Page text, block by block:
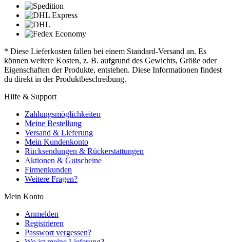
* Diese Lieferkosten fallen bei einem Standard-Versand an. Es
können weitere Kosten, z. B. aufgrund des Gewichts, Größe oder
Eigenschaften der Produkte, entstehen. Diese Informationen findest
du direkt in der Produktbeschreibung.
Hilfe & Support
Zahlungsmöglichkeiten
Meine Bestellung
Versand & Lieferung
Mein Kundenkonto
Rücksendungen & Rückerstattungen
Aktionen & Gutscheine
Firmenkunden
Weitere Fragen?
Mein Konto
Anmelden
Registrieren
Passwort vergessen?